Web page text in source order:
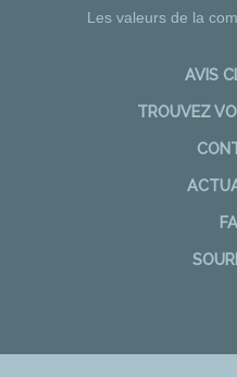
Les valeurs de la
AVIS
TROUVEZ